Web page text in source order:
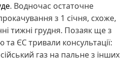
. Водночас остаточне
з 1 січня, схоже,
тижні грудня. Позаяк ще з
та ЄС тривали консультації:
газ на пальне з інших